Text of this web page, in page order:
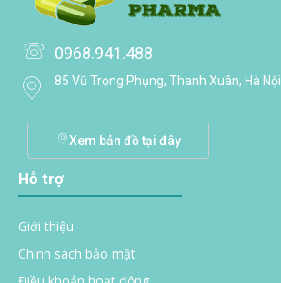
0968.941.488
85 Vũ Trọng Phụng, Thanh Xuân, Hà Nội
Xem bản đồ tại đây
Hỗ trợ
Giới thiệu
Chính sách bảo mật